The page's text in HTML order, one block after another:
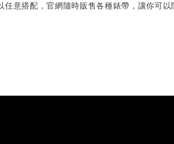
任意搭配，官網隨時販售各種錶帶，讓你可以